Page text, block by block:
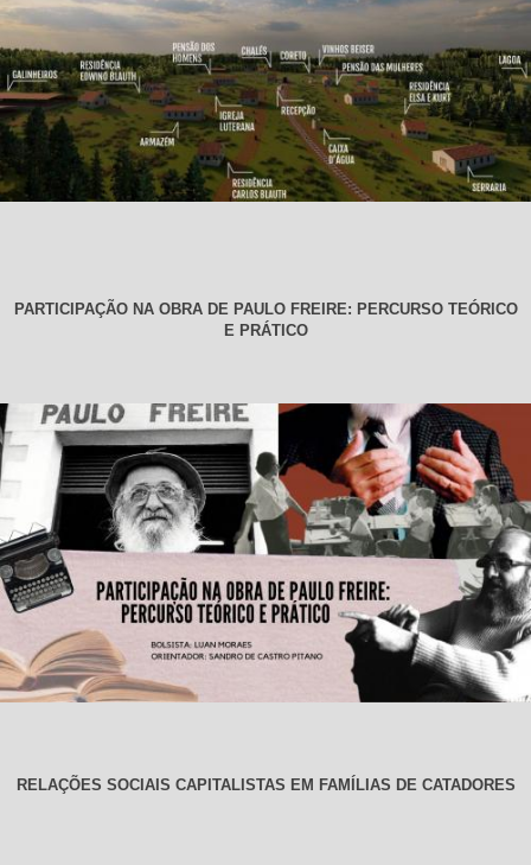
PARTICIPAÇÃO NA OBRA DE PAULO FREIRE: PERCURSO TEÓRICO
E PRÁTICO
RELAÇÕES SOCIAIS CAPITALISTAS EM FAMÍLIAS DE CATADORES